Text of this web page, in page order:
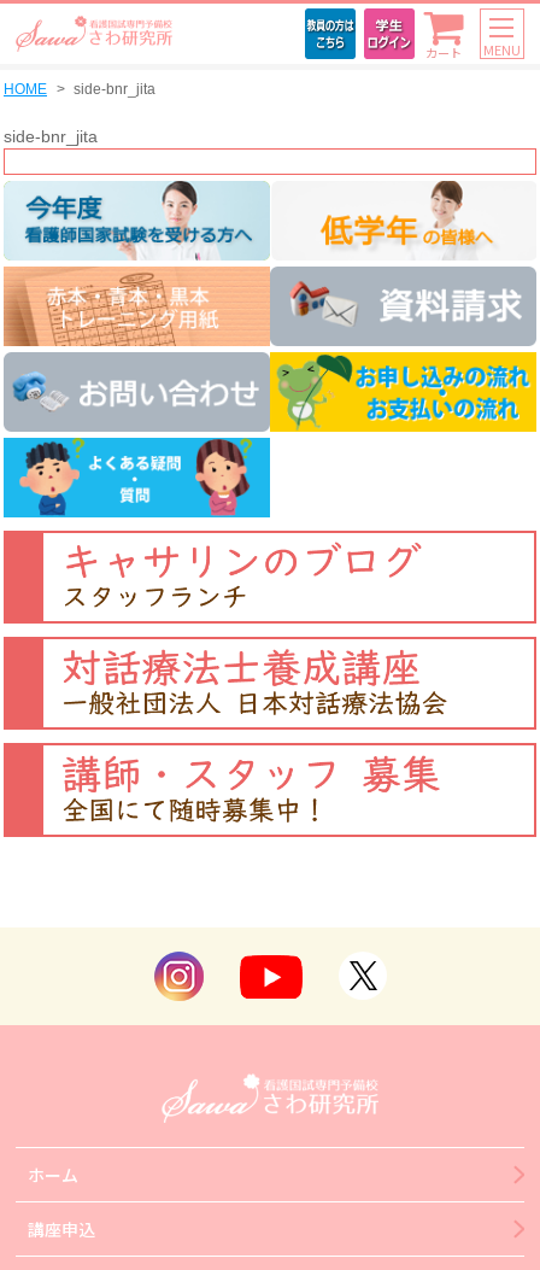
カート MENU
HOME side-bnr_jita
side-bnr_jita
ホーム
講座申込